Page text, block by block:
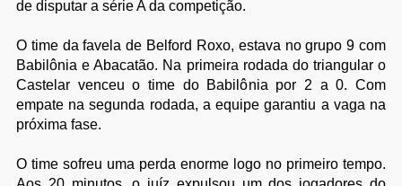
de disputar a série A da competição.
O time da favela de Belford Roxo, estava no grupo 9 com
Babilônia e Abacatão. Na primeira rodada do triangular o
Castelar venceu o time do Babilônia por 2 a 0. Com
empate na segunda rodada, a equipe garantiu a vaga na
próxima fase.
O time sofreu uma perda enorme logo no primeiro tempo.